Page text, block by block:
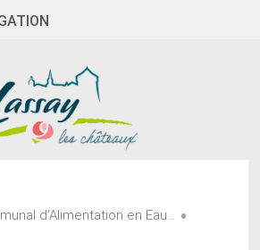
d’Alimentation en Eau... •